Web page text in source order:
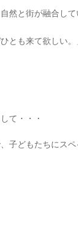
然と街が融合し
とも来て欲しい。
て・・・
子どもたちにス